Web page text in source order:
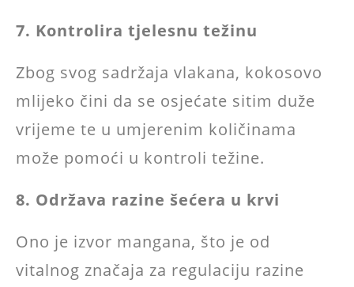
7. Kontrolira tjelesnu težinu
Zbog svog sadržaja vlakana, kokosovo
mlijeko čini da se osjećate sitim duže
vrijeme te u umjerenim količinama
može pomoći u kontroli težine.
8. Održava razine šećera u krvi
Ono je izvor mangana, što je od
vitalnog značaja za regulaciju razine